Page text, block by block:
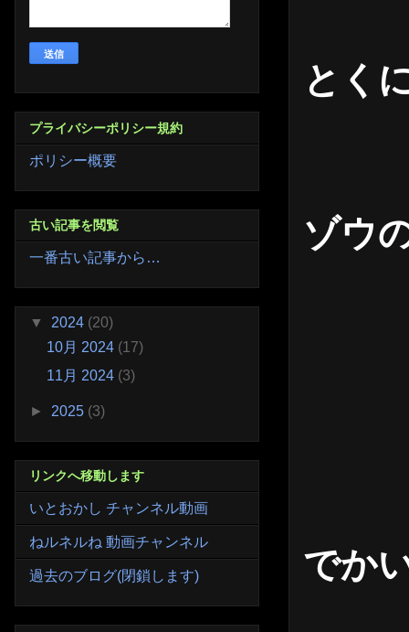
とく
ゾウ
でか
プライバシーポリシー規約
ポリシー概要
古い記事を閲覧
一番古い記事から…
▼ 2024 (20)
10月 2024 (17)
11月 2024 (3)
► 2025 (3)
リンクへ移動します
いとおかし チャンネル動画
ねルネルね 動画チャンネル
過去のブログ(閉鎖します)